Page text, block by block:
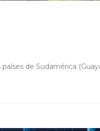
de Sudamérica